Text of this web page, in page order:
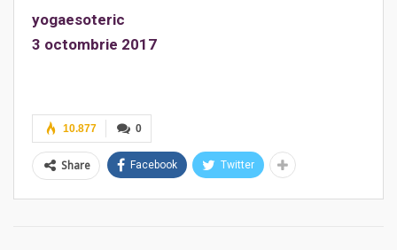
yogaesoteric
3 octombrie 2017
0
10.877
Share Facebook Twitter